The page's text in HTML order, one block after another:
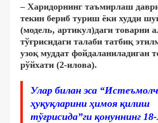
– Харидорнинг таъмирлаш
текин бериб туриш ёки худди
(модель, артикул)даги товарни
тўғрисидаги талаби татбиқ
узоқ муддат фойдаланиладиган
рўйхати (2-илова).
Улар билан эса
ҳуқуқларини ҳимоя қилиш
тўғрисида”ги қонуннинг